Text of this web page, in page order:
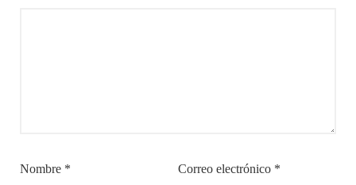
Nombre * Correo electrónico *